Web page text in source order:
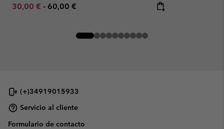
Minimum sale price:
30,00 € - Maximum price:
60,00 €
(+)34919015933
Servicio al cliente
Formulario de contacto